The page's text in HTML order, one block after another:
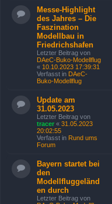
Messe-Highlight
des Jahres – Die
Faszination
Modellbau in
Friedrichshafen
Letzter Beitrag von
DAeC-Buko-Modellflug
« 10.10.2023 17:39:31
Verfasst in DAeC-
Buko-Modellflug
Update am
31.05.2023
Letzter Beitrag von
tracer « 31.05.2023
20:02:55
Verfasst in Rund ums
Forum
Bayern startet bei
den
Modellfluggeländ
en durch
Letzter Beitrag von